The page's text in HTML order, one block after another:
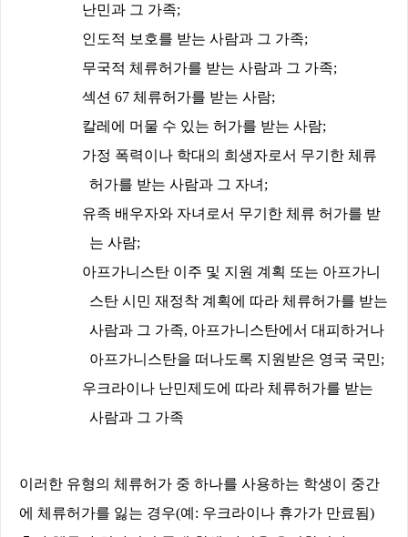
난민과 그 가족;
인도적 보호를 받는 사람과 그 가족;
무국적 체류허가를 받는 사람과 그 가족;
섹션 67 체류허가를 받는 사람;
칼레에 머물 수 있는 허가를 받는 사람;
가정 폭력이나 학대의 희생자로서 무기한 체류
허가를 받는 사람과 그 자녀 ;
유족 배우자와 자녀로서 무기한 체류 허가를 받
는 사람;
아프가니스탄 이주 및 지원 계획 또는 아프가니
스탄 시민 재정착 계획에 따라 체류허가를 받는
사람과 그 가족, 아프가니스탄에서 대피하거나
아프가니스탄을 떠나도록 지원받은 영국 국민;
우크라이나 난민제도에 따라 체류허가를 받는
사람과 그 가족
이러한 유형의 체류허가 중 하나를 사용하는 학생이 중간
에 체류허가를 잃는 경우(예 : 우크라이나 휴가가 만료됨)